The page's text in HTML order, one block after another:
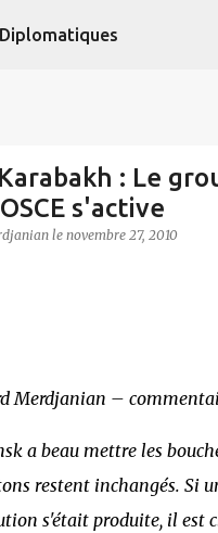
au contenu principal
: Le
s'active
le novembre 27, 2010
Merdjanian –
a beau mettre les
restent inchangés. Si
s'était produite, il est